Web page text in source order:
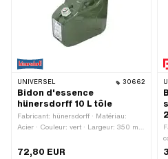
UNIVERSEL 30662
Bidon d'essence
hünersdorff 10 L tôle
Fabricant: hünersdorff · Matériau:
Acier · Couleur: vert · Largeur: 350 mm
ml · Affichage des mesures: Litres ·
72,80 EUR